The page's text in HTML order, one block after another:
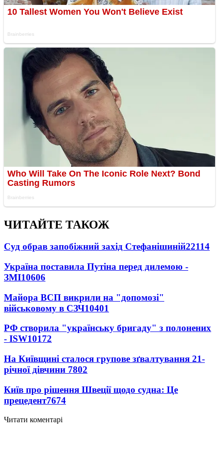
ЧИТАЙТЕ ТАКОЖ
Суд обрав запобіжний захід Стефанішиній22114
Україна поставила Путіна перед дилемою -
ЗМІ10606
Майора ВСП викрили на "допомозі"
військовому в СЗЧ10401
РФ створила "українську бригаду" з полонених
- ISW10172
На Київщині сталося групове зґвалтування 21-
річної дівчини 7802
Київ про рішення Швеції щодо судна: Це
прецедент7674
Читати коментарі